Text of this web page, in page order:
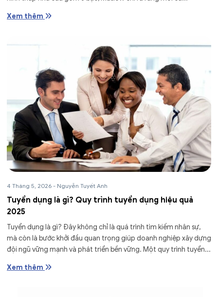
Xem thêm
4 Tháng 5, 2026 - Nguyễn Tuyết Anh
Tuyển dụng là gì? Quy trình tuyển dụng hiệu quả
2025
Tuyển dụng là gì? Đây không chỉ là quá trình tìm kiếm nhân sự,
mà còn là bước khởi đầu quan trọng giúp doanh nghiệp xây dựng
đội ngũ vững mạnh và phát triển bền vững. Một quy trình tuyển...
Xem thêm